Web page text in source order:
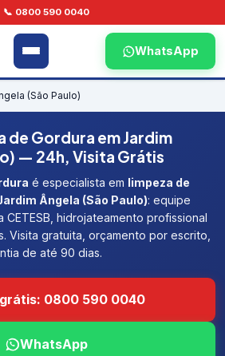
📞 0800 590 0040
WhatsApp
(São Paulo)
de Gordura em Jardim
— 24h, Visita Grátis
é especialista em limpeza de
Ângela (São Paulo): equipe
hidrojateamento profissional
Visita gratuita, orçamento por escrito,
de até 90 dias.
grátis: 0800 590 0040
WhatsApp